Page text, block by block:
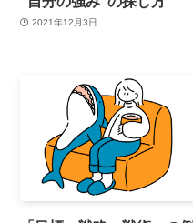
2021年12月3日